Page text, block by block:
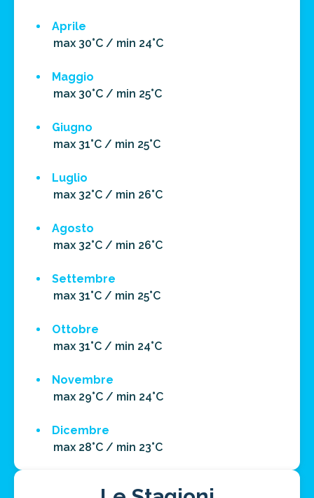
Aprile
max 30°C / min 24°C
Maggio
max 30°C / min 25°C
Giugno
max 31°C / min 25°C
Luglio
max 32°C / min 26°C
Agosto
max 32°C / min 26°C
Settembre
max 31°C / min 25°C
Ottobre
max 31°C / min 24°C
Novembre
max 29°C / min 24°C
Dicembre
max 28°C / min 23°C